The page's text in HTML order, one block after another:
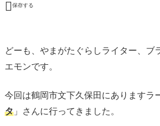
 保存する
どーも、やまがたぐらしライター、ブ
エモンです。
今回は鶴岡市文下久保田にありますラ
タ 」さんに行ってきました。